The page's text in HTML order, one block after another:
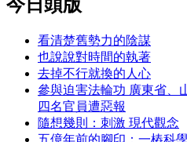
今日頭版
看清楚舊勢力的陰謀
也說說對時間的執著
去掉不行就換的人心
參與迫害法輪功 廣東省、
四名官員遭惡報
隨想幾則：刺激 現代觀念